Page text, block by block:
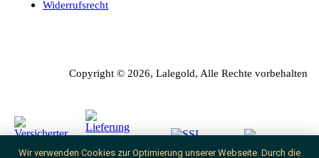
Widerrufsrecht
Copyright © 2026, Lalegold, Alle Rechte vorbehalten
SSL-
Wir verwenden Cookies zur Optimierung unserer Webseite. Durch die